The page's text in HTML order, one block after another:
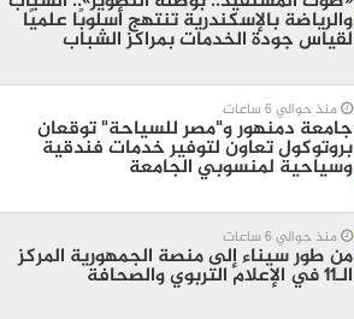
والرياضة بالإسكندرية تنتهج أسلوبًا علميًا
لقياس جودة الخدمات بمراكز الشباب
منذ حوالي 6 ساعات
جامعة دمنهور و"مصر للسياحة" توقعان
بروتوكول تعاون لتوفير خدمات فندقية
وسياحية لمنسوبي الجامعة
منذ حوالي 6 ساعات
من طور سيناء إلى منصة الجمهورية المركز
الـ11 في الإعلام التربوي والصحافة